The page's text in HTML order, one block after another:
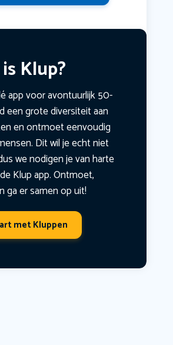
Klup?
app voor avontuurlijk 50-
een grote diversiteit aan
en ontmoet eenvoudig
Dit wil je echt niet
we nodigen je van harte
Klup app. Ontmoet,
ga er samen op uit!
met Kluppen